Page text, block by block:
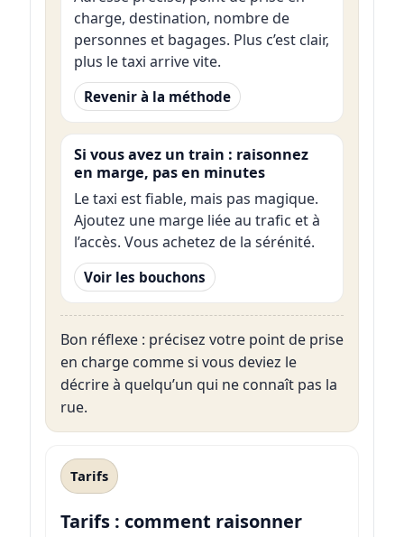
charge, destination, nombre de
personnes et bagages. Plus c’est clair,
plus le taxi arrive vite.
Revenir à la méthode
Si vous avez un train : raisonnez
en marge, pas en minutes
Le taxi est fiable, mais pas magique.
Ajoutez une marge liée au trafic et à
l’accès. Vous achetez de la sérénité.
Voir les bouchons
Bon réflexe : précisez votre point de prise
en charge comme si vous deviez le
décrire à quelqu’un qui ne connaît pas la
rue.
Tarifs
Tarifs : comment raisonner